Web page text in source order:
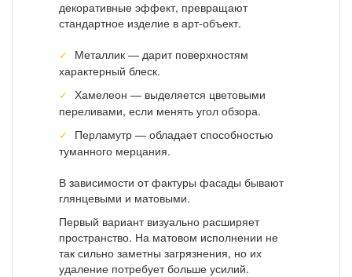
декоративные эффект, превращают
стандартное изделие в арт-объект.
Металлик — дарит поверхностям
характерный блеск.
Хамелеон — выделяется цветовыми
переливами, если менять угол обзора.
Перламутр — обладает способностью
туманного мерцания.
В зависимости от фактуры фасады бывают
глянцевыми и матовыми.
Первый вариант визуально расширяет
пространство. На матовом исполнении не
так сильно заметны загрязнения, но их
удаление потребует больше усилий.